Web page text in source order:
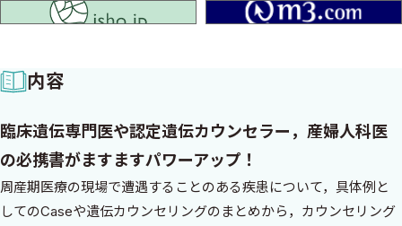
内容
臨床遺伝専門医や認定遺伝カウンセラー，産婦人科医
の必携書がますますパワーアップ！
周産期医療の現場で遭遇することのある疾患について，具体例と
してのCaseや遺伝カウンセリングのまとめから，カウンセリング